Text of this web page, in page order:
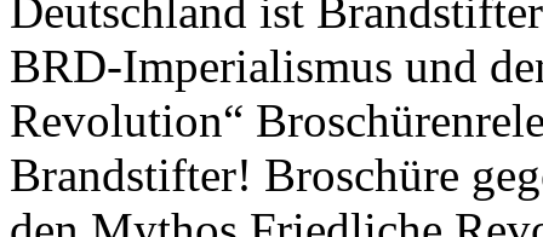
Deutschland ist
BRD-Imperialismus und
Revolution“
Brandstifter! Broschüre